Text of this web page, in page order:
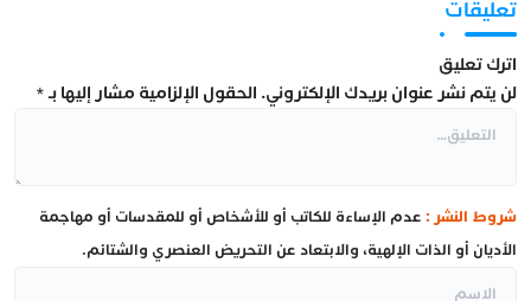
تعليقات
اترك تعليق
لن يتم نشر عنوان بريدك الإلكتروني. الحقول الإلزامية مشار إليها بـ*
شروط النشر : عدم الإساءة للكاتب أو للأشخاص أو للمقدسات أو مهاجمة
الأديان أو الذات الإلهية، والابتعاد عن التحريض العنصري والشتائم.